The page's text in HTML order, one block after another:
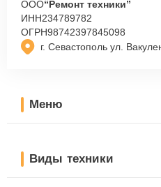
г. Севастополь ул.
ООО“Ремонт техники”
ИНН234789782
ОГРН98742397845098
Меню
Виды техники